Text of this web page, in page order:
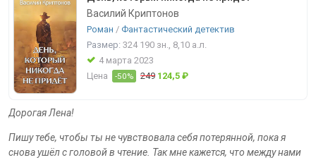
Василий Криптонов
Роман / Фантастический детектив
Размер: 324 190 зн., 8,10 а.л.
4 марта 2023
Цена
-50% 249 124,5 ₽
Дорогая Лена!
Пишу тебе, чтобы ты не чувствовала себя потерянной, пока я
снова ушёл с головой в чтение. Так мне кажется, что между нами